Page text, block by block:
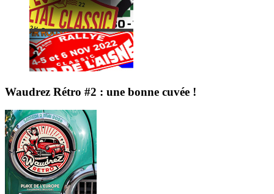
Waudrez Rétro #2 : une bonne cuvée !